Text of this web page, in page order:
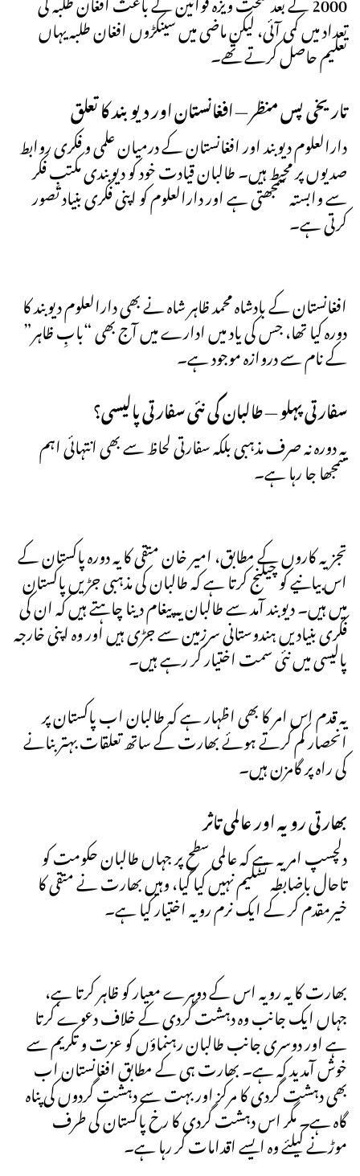
تعداد میں کمی آئی، لیکن ماضی میں سینکڑوں افغان طلبہ یہاں
تعلیم حاصل کرتے تھے۔
تاریخی پس منظر — افغانستان اور دیوبند کا تعلق
دارالعلوم دیوبند اور افغانستان کے درمیان علمی و فکری روابط
صدیوں پر محیط ہیں۔ طالبان قیادت خود کو دیوبندی مکتبِ فکر
سے وابستہ سمجھتی ہے اور دارالعلوم کو اپنی فکری بنیاد تصور
کرتی ہے۔
افغانستان کے بادشاہ محمد ظاہر شاہ نے بھی دارالعلوم دیوبند کا
دورہ کیا تھا، جس کی یاد میں ادارے میں آج بھی “بابِ ظاہر”
کے نام سے دروازہ موجود ہے۔
سفارتی پہلو — طالبان کی نئی سفارتی پالیسی؟
یہ دورہ نہ صرف مذہبی بلکہ سفارتی لحاظ سے بھی انتہائی اہم
سمجھا جا رہا ہے۔
تجزیہ کاروں کے مطابق، امیر خان متقی کا یہ دورہ پاکستان کے
اس بیانیے کو چیلنج کرتا ہے کہ طالبان کی مذہبی جڑیں پاکستان
میں ہیں۔ دیوبند آمد سے طالبان یہ پیغام دینا چاہتے ہیں کہ ان کی
فکری بنیادیں ہندوستانی سرزمین سے جڑی ہیں اور وہ اپنی خارجہ
پالیسی میں نئی سمت اختیار کر رہے ہیں۔
یہ قدم اس امر کا بھی اظہار ہے کہ طالبان اب پاکستان پر
انحصار کم کرتے ہوئے بھارت کے ساتھ تعلقات بہتر بنانے
کی راہ پر گامزن ہیں۔
بھارتی رویہ اور عالمی تاثر
دلچسپ امر یہ ہے کہ عالمی سطح پر جہاں طالبان حکومت کو
تاحال باضابطہ تسلیم نہیں کیا گیا، وہیں بھارت نے متقی کا
خیرمقدم کر کے ایک نرم رویہ اختیار کیا ہے۔
بھارت کا یہ رویہ اس کے دوہرے معیار کو ظاہر کرتا ہے،
جہاں ایک جانب وہ دہشت گردی کے خلاف دعوے کرتا
ہے اور دوسری جانب طالبان رہنماؤں کو عزت و تکریم سے
خوش آمدید کہ ہے۔ بھارت ہی کے مطابق افغانستان اب
بھی دہشت گردی کا مرکز اور بہت سے دہشت گردوں کی پناہ
گاہ ہے۔ مگر اس دہشت گردی کا رخ پاکستان کی طرف
موڑنے کیلئے وہ ایسے اقدامات کر رہا ہے۔